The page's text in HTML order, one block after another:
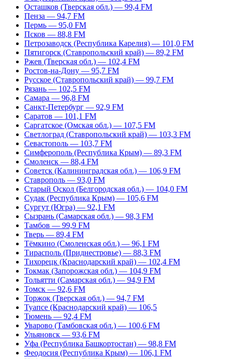
Осташков (Тверская обл.) — 99,4 FM
Пенза — 94,7 FM
Пермь — 95,0 FM
Псков — 88,8 FM
Петрозаводск (Республика Карелия) — 101,0 FM
Пятигорск (Ставропольский край) — 89,2 FM
Ржев (Тверская обл.) — 102,4 FM
Ростов-на-Дону — 95,7 FM
Русское (Ставропольский край) — 99,7 FM
Рязань — 102,5 FM
Самара — 96,8 FM
Санкт-Петербург — 92,9 FM
Саратов — 101,1 FM
Саргатское (Омская обл.) — 107,5 FM
Светлоград (Ставропольский край) — 103,3 FM
Севастополь — 103,7 FM
Симферополь (Республика Крым) — 89,3 FM
Смоленск — 88,4 FM
Советск (Калининградская обл.) — 106,9 FM
Ставрополь — 93,0 FM
Старый Оскол (Белгородская обл.) — 104,0 FM
Судак (Республика Крым) — 105,6 FM
Сургут (Югра) — 92,1 FM
Сызрань (Самарская обл.) — 98,3 FM
Тамбов — 99,9 FM
Тверь — 89,4 FM
Тёмкино (Смоленская обл.) — 96,1 FM
Тирасполь (Приднестровье) — 88,3 FM
Тихорецк (Краснодарский край) — 102,4 FM
Токмак (Запорожская обл.) — 104,9 FM
Тольятти (Самарская обл.) — 94,9 FM
Томск — 92,6 FM
Торжок (Тверская обл.) — 94,7 FM
Туапсе (Краснодарский край) — 106,5
Тюмень — 92,4 FM
Уварово (Тамбовская обл.) — 100,6 FM
Ульяновск — 93,6 FM
Уфа (Республика Башкортостан) — 98,8 FM
Феодосия (Республика Крым) — 106,1 FM